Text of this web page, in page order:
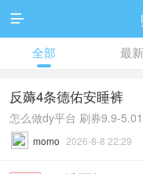

全部 最新
反薅4条德佑安睡裤
怎么做dy平台 刷券9.9-
momo 2026-8-8 22:29